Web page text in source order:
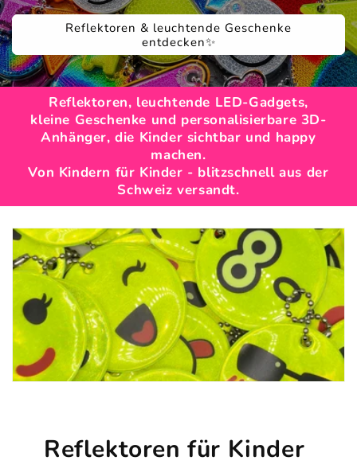
Reflektoren & leuchtende Geschenke
entdecken✨
Reflektoren, leuchtende LED-Gadgets,
kleine Geschenke und personalisierbare 3D-
Anhänger, die Kinder sichtbar und happy
machen.
Von Kindern für Kinder - blitzschnell aus der
Schweiz versandt.
Reflektoren für Kinder